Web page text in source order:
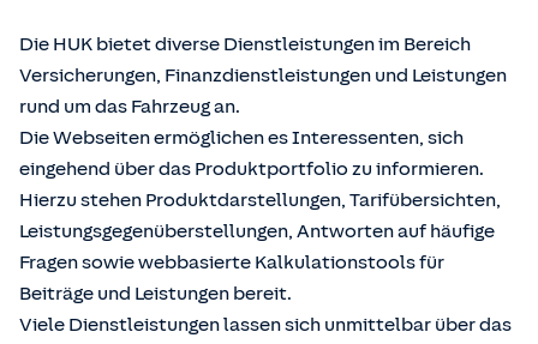
Die HUK bietet diverse Dienstleistungen im Bereich
Versicherungen, Finanzdienstleistungen und Leistungen
rund um das Fahrzeug an.
Die Webseiten ermöglichen es Interessenten, sich
eingehend über das Produktportfolio zu informieren.
Hierzu stehen Produktdarstellungen, Tarifübersichten,
Leistungsgegenüberstellungen, Antworten auf häufige
Fragen sowie webbasierte Kalkulationstools für
Beiträge und Leistungen bereit.
Viele Dienstleistungen lassen sich unmittelbar über das